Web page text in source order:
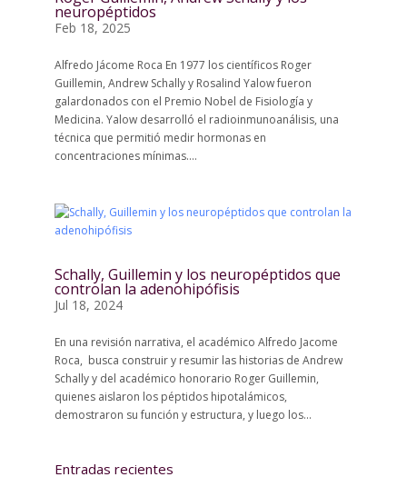
neuropéptidos
Feb 18, 2025
Alfredo Jácome Roca En 1977 los científicos Roger
Guillemin, Andrew Schally y Rosalind Yalow fueron
galardonados con el Premio Nobel de Fisiología y
Medicina. Yalow desarrolló el radioinmunoanálisis, una
técnica que permitió medir hormonas en
concentraciones mínimas....
Schally, Guillemin y los neuropéptidos que
controlan la adenohipófisis
Jul 18, 2024
En una revisión narrativa, el académico Alfredo Jacome
Roca, busca construir y resumir las historias de Andrew
Schally y del académico honorario Roger Guillemin,
quienes aislaron los péptidos hipotalámicos,
demostraron su función y estructura, y luego los...
Entradas recientes